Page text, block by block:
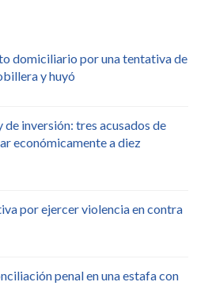
domiciliario por una tentativa de
y huyó
inversión: tres acusados de
económicamente a diez
por ejercer violencia en contra
penal en una estafa con